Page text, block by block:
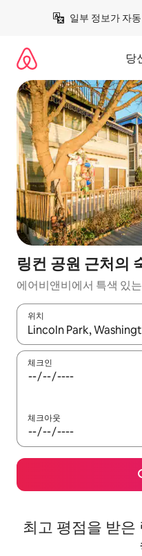
일부 정보가 자
당
링컨 공원 근처의
에어비앤비에서 특색 있
위치
결과가 나오면 위·아래 화
체크인
체크아웃
최고 평점을 받은